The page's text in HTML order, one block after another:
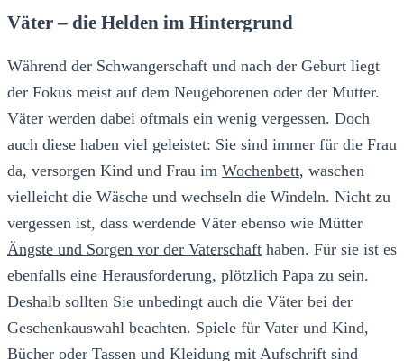
Väter – die Helden im Hintergrund
Während der Schwangerschaft und nach der Geburt liegt
der Fokus meist auf dem Neugeborenen oder der Mutter.
Väter werden dabei oftmals ein wenig vergessen. Doch
auch diese haben viel geleistet: Sie sind immer für die Frau
da, versorgen Kind und Frau im Wochenbett, waschen
vielleicht die Wäsche und wechseln die Windeln. Nicht zu
vergessen ist, dass werdende Väter ebenso wie Mütter
Ängste und Sorgen vor der Vaterschaft haben. Für sie ist es
ebenfalls eine Herausforderung, plötzlich Papa zu sein.
Deshalb sollten Sie unbedingt auch die Väter bei der
Geschenkauswahl beachten. Spiele für Vater und Kind,
Bücher oder Tassen und Kleidung mit Aufschrift sind